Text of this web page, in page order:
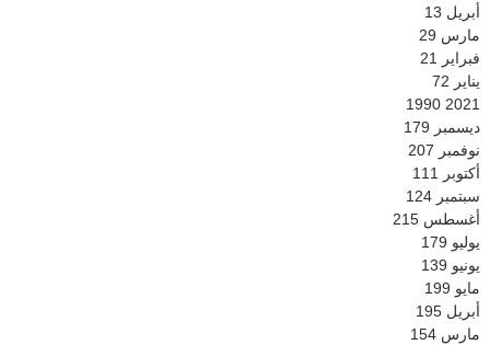
أبريل 13
مارس 29
فبراير 21
يناير 72
2021
1990
ديسمبر 179
نوفمبر 207
أكتوبر 111
سبتمبر 124
أغسطس 215
يوليو 179
يونيو 139
مايو 199
أبريل 195
مارس 154